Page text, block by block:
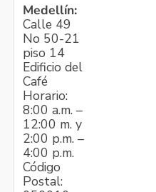
Medellín:
Calle 49
No 50-21
piso 14
Edificio del
Café
Horario:
8:00 a.m. –
12:00 m. y
2:00 p.m. –
4:00 p.m.
Código
Postal: